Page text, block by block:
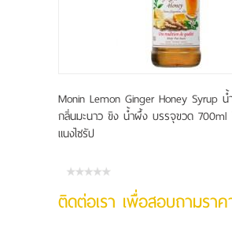
Monin Lemon Ginger Honey Syrup น้
กลิ่นมะนาว ขิง น้ำผึ้ง บรรจุขวด 700ml
แนงไซรัป
ติดต่อเรา เพื่อสอบถามรา